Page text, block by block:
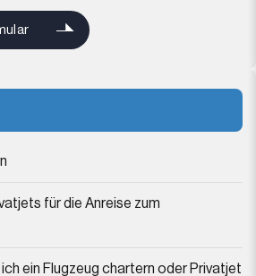
für die Anreise zum
ein Flugzeug chartern oder Privatjet